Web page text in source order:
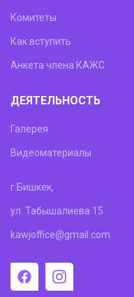
Комитеты
Как вступить
Анкета члена КАЖС
ДЕЯТЕЛЬНОСТЬ
Галерея
Видеоматериалы
г.Бишкек,
ул. Табышалиева 15
kawjoffice@gmail.com